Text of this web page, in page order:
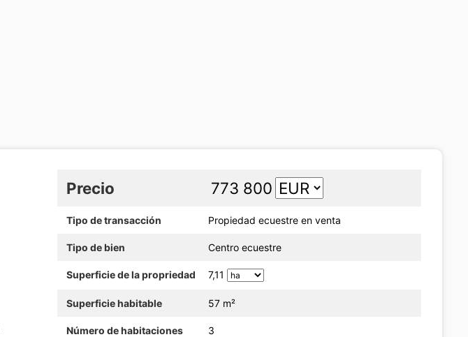
Precio 773 800
Tipo de transacción Propiedad ecuestre en venta
Tipo de bien Centro ecuestre
Superficie de la propriedad 7,11
Superficie habitable 57 m²
Número de habitaciones 3